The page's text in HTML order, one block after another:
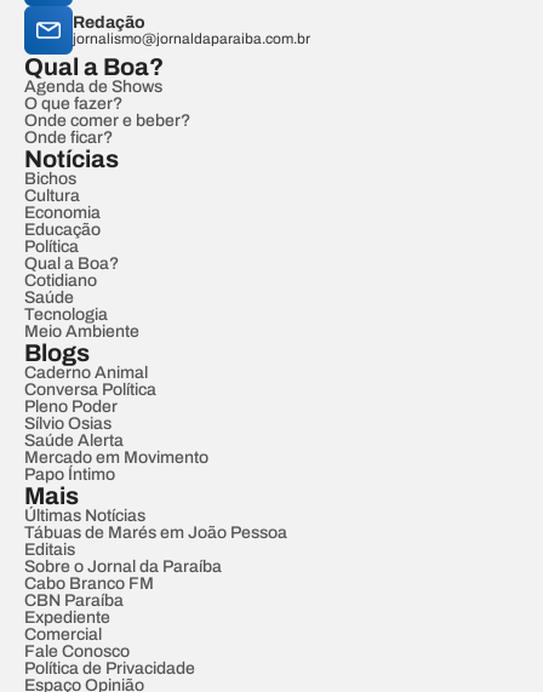
Redação
jornalismo@jornaldaparaiba.com.br
Qual a Boa?
Agenda de Shows
O que fazer?
Onde comer e beber?
Onde ficar?
Notícias
Bichos
Cultura
Economia
Educação
Política
Qual a Boa?
Cotidiano
Saúde
Tecnologia
Meio Ambiente
Blogs
Caderno Animal
Conversa Política
Pleno Poder
Sílvio Osias
Saúde Alerta
Mercado em Movimento
Papo Íntimo
Mais
Últimas Notícias
Tábuas de Marés em João Pessoa
Editais
Sobre o Jornal da Paraíba
Cabo Branco FM
CBN Paraíba
Expediente
Comercial
Fale Conosco
Política de Privacidade
Espaço Opinião